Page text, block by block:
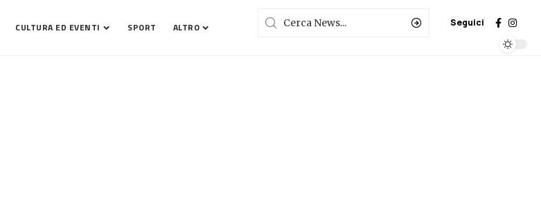
CULTURA ED EVENTI SPORT ALTRO Seguici